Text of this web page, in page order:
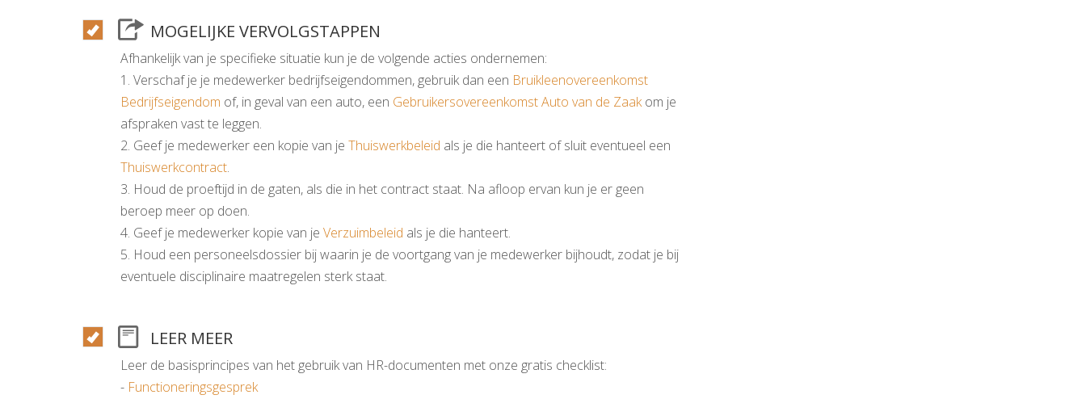
MOGELIJKE VERVOLGSTAPPEN
Afhankelijk van je specifieke situatie kun je de volgende acties ondernemen:
1. Verschaf je je medewerker bedrijfseigendommen, gebruik dan een Bruikleenovereenkomst
Bedrijfseigendom of, in geval van een auto, een Gebruikersovereenkomst Auto van de Zaakom je
afspraken vast te leggen.
2. Geef je medewerker een kopie van je Thuiswerkbeleid als je die hanteert of sluit eventueel een
Thuiswerkcontract.
3. Houd de proeftijd in de gaten, als die in het contract staat. Na afloop ervan kun je er geen
beroep meer op doen.
4. Geef je medewerker kopie van je Verzuimbeleid als je die hanteert.
5. Houd een personeelsdossier bij waarin je de voortgang van je medewerker bijhoudt, zodat je bij
eventuele disciplinaire maatregelen sterk staat.
LEER MEER
Leer de basisprincipes van het gebruik van HR-documenten met onze gratis checklist:
- Functioneringsgesprek